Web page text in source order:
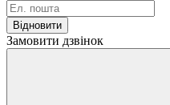
Відновити
Замовити дзвінок